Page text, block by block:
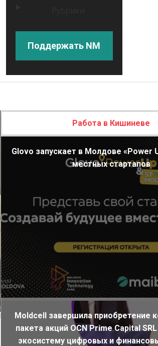
Поддержать NM
Работа в Кишиневе
Glovo запускает в Молдове «Power
местных стартапов
Moldcell завершила приобретение
пакета акций OCN Prime Capital
экосистему цифровых и